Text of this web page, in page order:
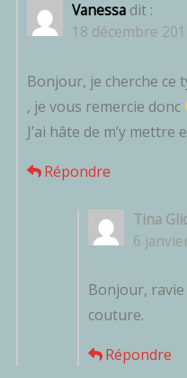
Vanessa dit :
18 décembre
Bonjour, je cherche ce
, je vous remercie donc
J’ai hâte de m’y
Répondre
Tina
6
Bonjour,
couture.
Répondre